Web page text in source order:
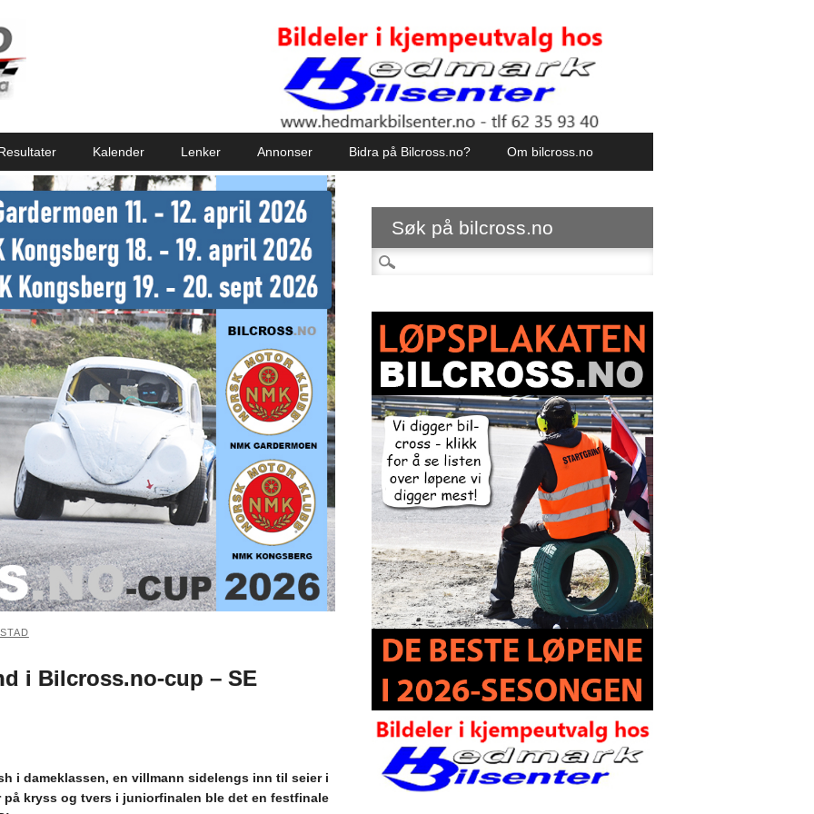
Kalender Lenker Annonser Bidra på Bilcross.no? Om bilcross.no
i Bilcross.no-cup – SE
i dameklassen, en villmann sidelengs inn til seier i
kryss og tvers i juniorfinalen ble det en festfinale
Søk på bilcross.no
Søk etter: